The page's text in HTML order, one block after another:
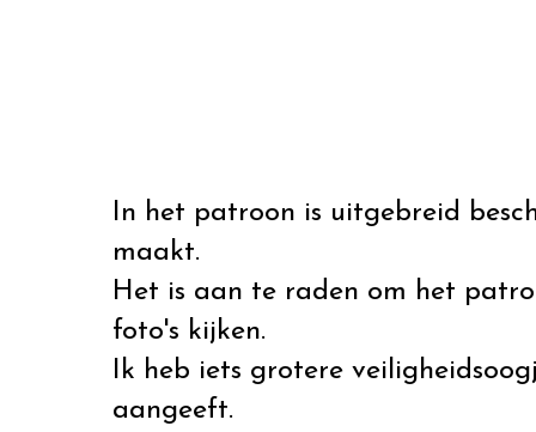
In het patroon is uitgebreid
maakt.
Het is aan te raden om het
foto's kijken.
Ik heb iets grotere
aangeeft.